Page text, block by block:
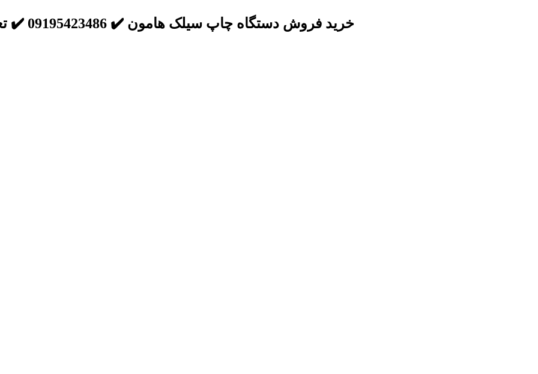
خرید فروش دستگاه چاپ سیلک هامون ✔️ 09195423486 ✔️ تعرفه استاندارد